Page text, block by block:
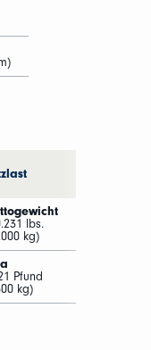
lbs.
kg)
Pfund
kg)